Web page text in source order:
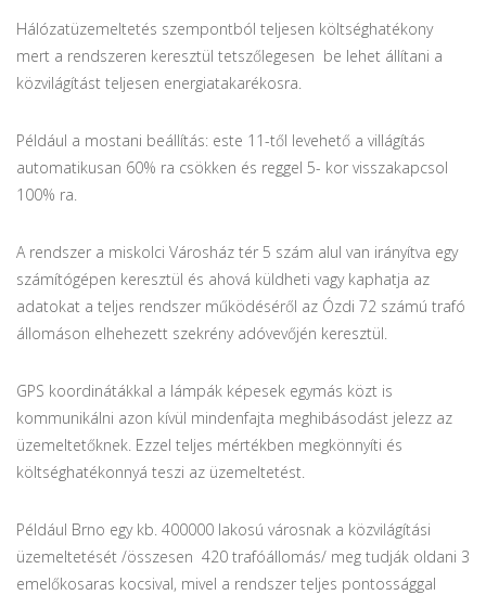
Hálózatüzemeltetés szempontból teljesen költséghatékony
mert a rendszeren keresztül tetszőlegesen be lehet állítani a
közvilágítást teljesen energiatakarékosra.
Például a mostani beállítás: este 11-től levehető a villágítás
automatikusan 60% ra csökken és reggel 5- kor visszakapcsol
100% ra.
A rendszer a miskolci Városház tér 5 szám alul van irányítva egy
számítógépen keresztül és ahová küldheti vagy kaphatja az
adatokat a teljes rendszer működéséről az Ózdi 72 számú trafó
állomáson elhehezett szekrény adóvevőjén keresztül.
GPS koordinátákkal a lámpák képesek egymás közt is
kommunikálni azon kívül mindenfajta meghibásodást jelezz az
üzemeltetőknek. Ezzel teljes mértékben megkönnyíti és
költséghatékonnyá teszi az üzemeltetést.
Például Brno egy kb. 400000 lakosú városnak a közvilágítási
üzemeltetését /összesen 420 trafóállomás/ meg tudják oldani 3
emelőkosaras kocsival, mivel a rendszer teljes pontossággal